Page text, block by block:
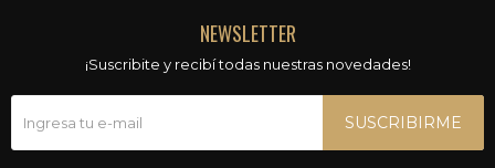
NEWSLETTER
¡Suscribite y recibí todas nuestras novedades!
SUSCRIBIRME